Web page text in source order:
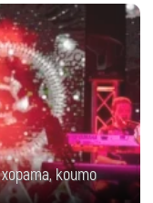
хората, които